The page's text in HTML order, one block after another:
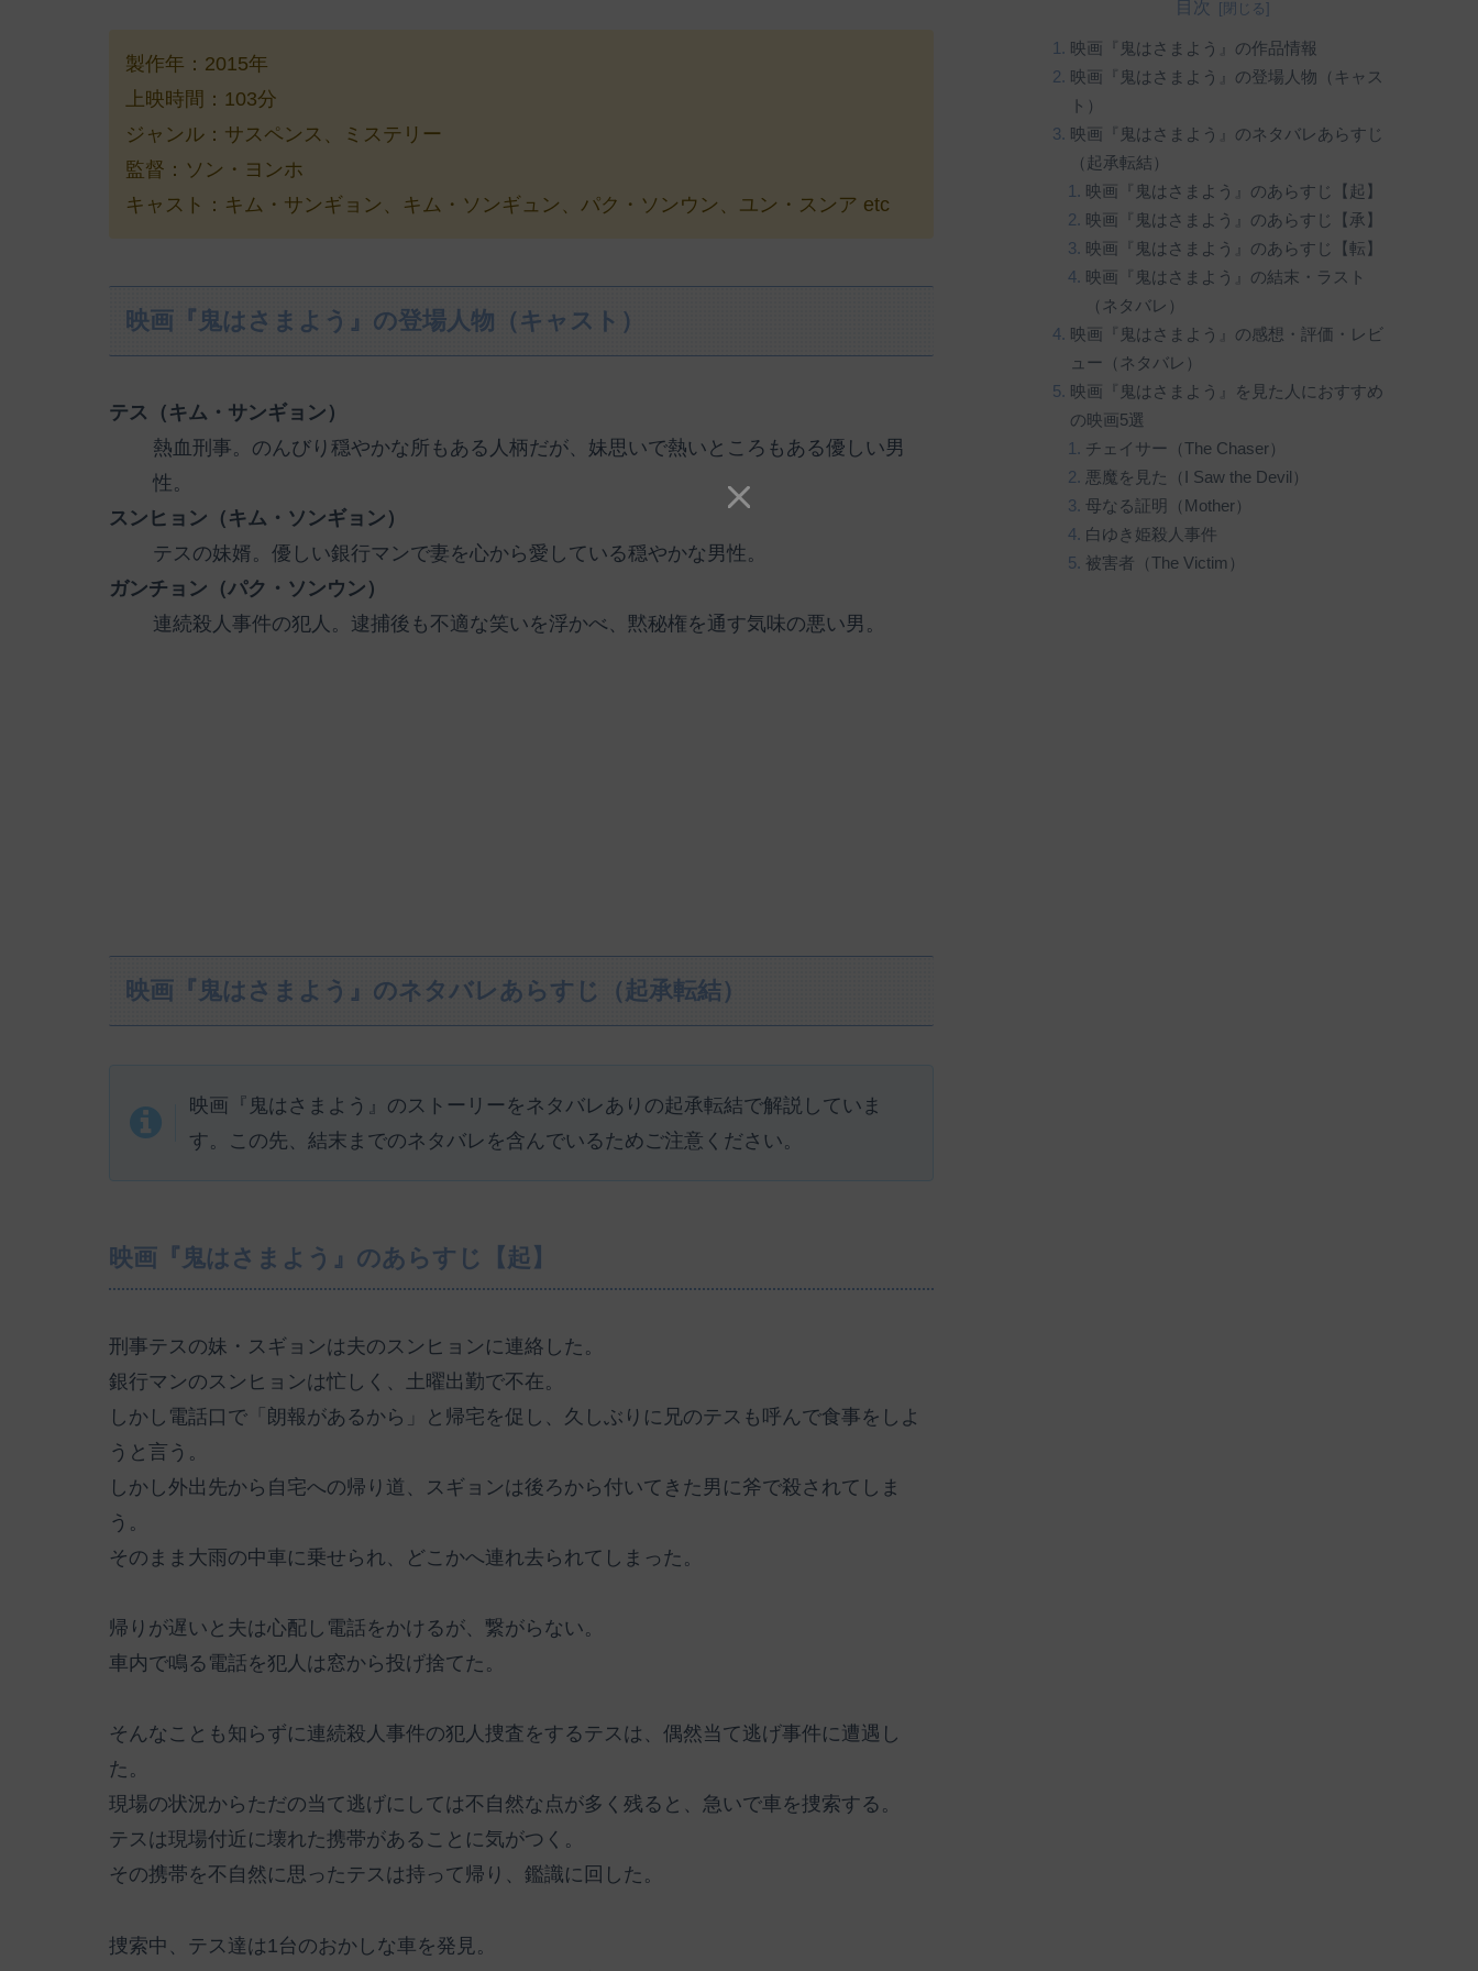
製作年：2015年
上映時間：103分
ジャンル：サスペンス、ミステリー
監督：ソン・ヨンホ
キャスト：キム・サンギョン、キム・ソンギュン、パク・ソンウン、ユン・スンア etc
映画『鬼はさまよう』の登場人物（キャスト）
テス（キム・サンギョン）
熱血刑事。のんびり穏やかな所もある人柄だが、妹思いで熱いところもある優しい男
性。
スンヒョン（キム・ソンギョン）
テスの妹婿。優しい銀行マンで妻を心から愛している穏やかな男性。
ガンチョン（パク・ソンウン）
連続殺人事件の犯人。逮捕後も不適な笑いを浮かべ、黙秘権を通す気味の悪い男。
映画『鬼はさまよう』のネタバレあらすじ（起承転結）
映画『鬼はさまよう』のストーリーをネタバレありの起承転結で解説していま
す。この先、結末までのネタバレを含んでいるためご注意ください。
映画『鬼はさまよう』のあらすじ【起】
刑事テスの妹・スギョンは夫のスンヒョンに連絡した。
銀行マンのスンヒョンは忙しく、土曜出勤で不在。
しかし電話口で「朗報があるから」と帰宅を促し、久しぶりに兄のテスも呼んで食事をしよ
うと言う。
しかし外出先から自宅への帰り道、スギョンは後ろから付いてきた男に斧で殺されてしま
う。
そのまま大雨の中車に乗せられ、どこかへ連れ去られてしまった。
帰りが遅いと夫は心配し電話をかけるが、繋がらない。
車内で鳴る電話を犯人は窓から投げ捨てた。
そんなことも知らずに連続殺人事件の犯人捜査をするテスは、偶然当て逃げ事件に遭遇し
た。
現場の状況からただの当て逃げにしては不自然な点が多く残ると、急いで車を捜索する。
テスは現場付近に壊れた携帯があることに気がつく。
その携帯を不自然に思ったテスは持って帰り、鑑識に回した。
捜索中、テス達は1台のおかしな車を発見。
目次
映画『鬼はさまよう』の作品情報
映画『鬼はさまよう』の登場人物（キャス
ト）
映画『鬼はさまよう』のネタバレあらすじ
（起承転結）
映画『鬼はさまよう』のあらすじ【起】
映画『鬼はさまよう』のあらすじ【承】
映画『鬼はさまよう』のあらすじ【転】
映画『鬼はさまよう』の結末・ラスト
（ネタバレ）
映画『鬼はさまよう』の感想・評価・レビ
ュー（ネタバレ）
映画『鬼はさまよう』を見た人におすすめ
の映画5選
チェイサー（The Chaser）
悪魔を見た（I Saw the Devil）
母なる証明（Mother）
白ゆき姫殺人事件
被害者（The Victim）